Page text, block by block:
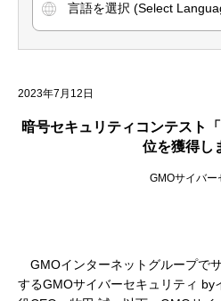
2023年7月12日
暗号セキュリティコンテスト
位を獲得し
GMOサイバー
GMOインターネットグループで
するGMOサイバーセキュリティ by